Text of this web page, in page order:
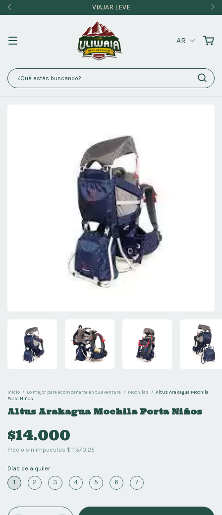
VIAJAR LEVE
AR
Inicio / Lo mejor para acompañarte en tu aventura / Mochilas / Altus Arakagua Mochila
Porta Niños
Altus Arakagua Mochila Porta Niños
$14.000
Precio sin impuestos $11.570,25
Días de alquiler
1 2 3 4 5 6 7